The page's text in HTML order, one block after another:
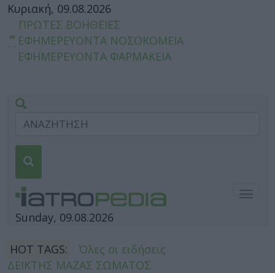
Κυριακή, 09.08.2026
ΠΡΩΤΕΣ ΒΟΗΘΕΙΕΣ
ΕΦΗΜΕΡΕΥΟΝΤΑ ΝΟΣΟΚΟΜΕΙΑ
ΕΦΗΜΕΡΕΥΟΝΤΑ ΦΑΡΜΑΚΕΙΑ
Sunday, 09.08.2026
HOT TAGS:
Όλες οι ειδήσεις
ΔΕΙΚΤΗΣ ΜΑΖΑΣ ΣΩΜΑΤΟΣ